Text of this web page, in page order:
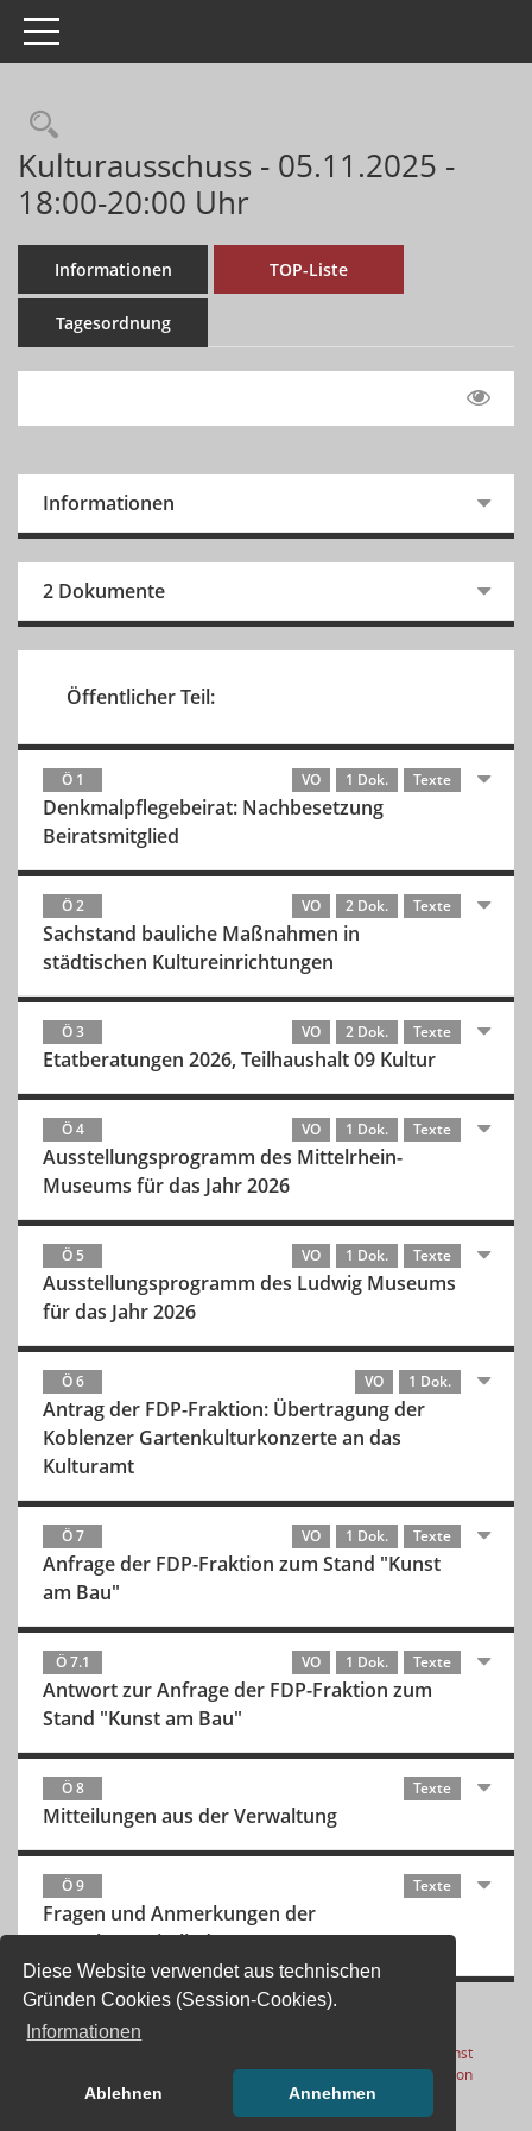
Diese Website verwendet aus technischen
Gründen Cookies (Session-Cookies).
Informationen
Ablehnen Annehmen
Toggle navigation
Kulturausschuss - 05.11.2025 -
18:00-20:00 Uhr
Informationen TOP-Liste
Tagesordnung
Informationen
2 Dokumente
Öffentlicher Teil:
Ö 1 VO 1 Dok. Texte
Denkmalpflegebeirat: Nachbesetzung
Beiratsmitglied
Ö 2 VO 2 Dok. Texte
Sachstand bauliche Maßnahmen in
städtischen Kultureinrichtungen
Ö 3 VO 2 Dok. Texte
Etatberatungen 2026, Teilhaushalt 09 Kultur
Ö 4 VO 1 Dok. Texte
Ausstellungsprogramm des Mittelrhein-
Museums für das Jahr 2026
Ö 5 VO 1 Dok. Texte
Ausstellungsprogramm des Ludwig Museums
für das Jahr 2026
Ö 6 VO 1 Dok.
Antrag der FDP-Fraktion: Übertragung der
Koblenzer Gartenkulturkonzerte an das
Kulturamt
Ö 7 VO 1 Dok. Texte
Anfrage der FDP-Fraktion zum Stand "Kunst
am Bau"
Ö 7.1 VO 1 Dok. Texte
Antwort zur Anfrage der FDP-Fraktion zum
Stand "Kunst am Bau"
Ö 8 Texte
Mitteilungen aus der Verwaltung
Ö 9 Texte
Fragen und Anmerkungen der
Ausschussmitglieder
Sitzungsdienst
Session(Wird in